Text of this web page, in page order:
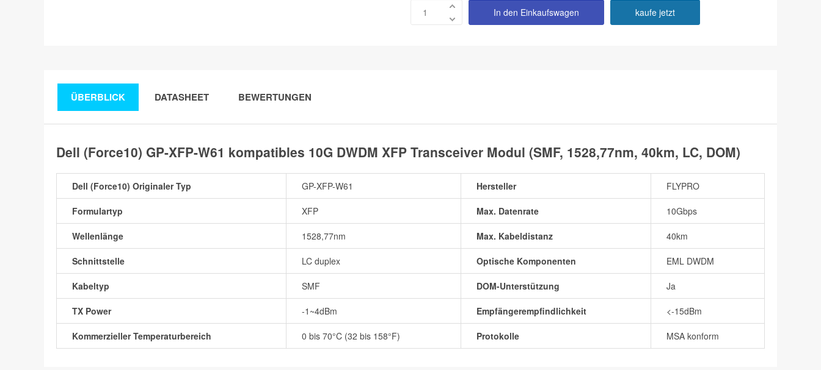
In den Einkaufswagen kaufe jetzt
ÜBERBLICK DATASHEET BEWERTUNGEN
Dell (Force10) GP-XFP-W61 kompatibles 10G DWDM XFP Transceiver Modul (SMF, 1528,77nm, 40km, LC, DOM)
Dell (Force10) Originaler Typ GP-XFP-W61 Hersteller FLYPRO
Formulartyp XFP Max. Datenrate 10Gbps
Wellenlänge 1528,77nm Max. Kabeldistanz 40km
Schnittstelle LC duplex Optische Komponenten EML DWDM
Kabeltyp SMF DOM-Unterstützung Ja
TX Power -1~4dBm Empfängerempfindlichkeit <-15dBm
Kommerzieller Temperaturbereich 0 bis 70°C (32 bis 158°F) Protokolle MSA konform